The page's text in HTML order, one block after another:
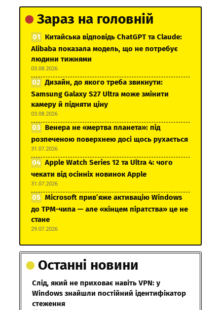
Зараз на головній
Китайська відповідь ChatGPT та Claude:
Alibaba показала модель, що не потребує
людини тижнями
03.08.2026
Дизайн, до якого треба звикнути:
Samsung Galaxy S27 Ultra може змінити
камеру й підняти ціну
03.08.2026
Венера не «мертва планета»: під
розпеченою поверхнею досі щось рухається
31.07.2026
Apple Watch Series 12 та Ultra 4: чого
чекати від осінніх новинок Apple
31.07.2026
Microsoft прив’яже активацію Windows
до TPM-чипа — але «кінцем піратства» це не
стане
29.07.2026
Останні новини
Слід, який не приховає навіть VPN: у
Windows знайшли постійний ідентифікатор
стеження